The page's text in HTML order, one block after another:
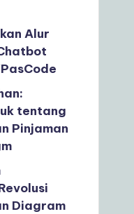
Alur
tentang
Pinjaman
Diagram